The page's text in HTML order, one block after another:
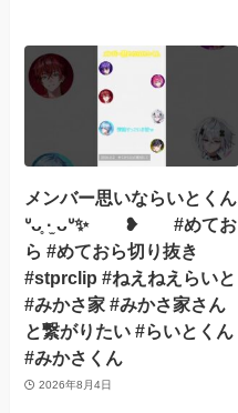
メンバー思いならいとくん
ᐡᴗ̥ ·̫ ᴗᐡ✨ ❥ #めてお
ら #めておら切り抜き
#stprclip #ねえねえらいと
#みかさ家 #みかさ家さん
と繋がりたい #らいとくん
#みかさくん
2026年8月4日